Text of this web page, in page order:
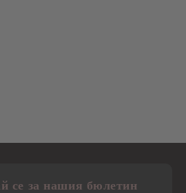
се за нашия бюлетин